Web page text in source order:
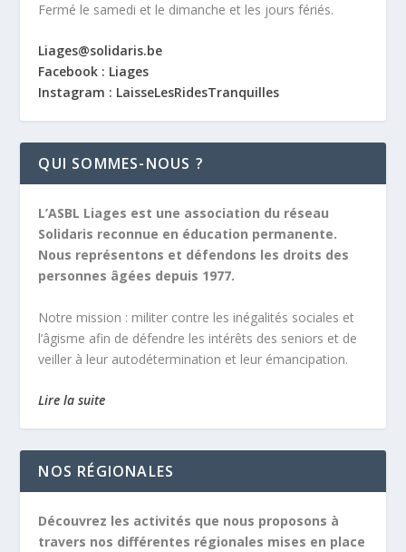
Fermé le samedi et le dimanche et les jours fériés.
Liages@solidaris.be
Facebook : Liages
Instagram : LaisseLesRidesTranquilles
QUI SOMMES-NOUS ?
L’ASBL Liages est une association du réseau
Solidaris reconnue en éducation permanente.
Nous représentons et défendons les droits des
personnes âgées depuis 1977.
Notre mission : militer contre les inégalités sociales et
l’âgisme afin de défendre les intérêts des seniors et de
veiller à leur autodétermination et leur émancipation.
Lire la suite
NOS RÉGIONALES
Découvrez les activités que nous proposons à
travers nos différentes régionales mises en place